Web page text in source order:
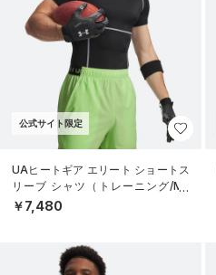
公式サイト限定
UAヒートギア エリート ショートス
リーブ シャツ（トレーニング/ME
N）
￥7,480